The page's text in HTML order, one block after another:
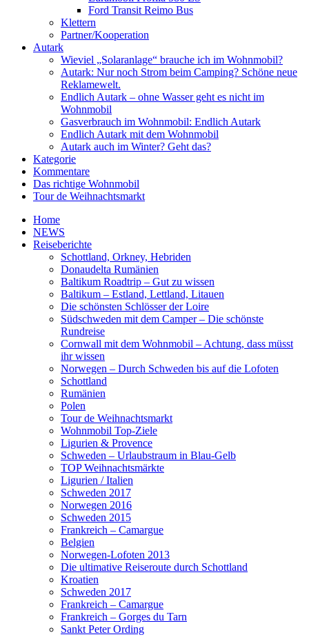
Ford Transit Reimo Bus
Klettern
Partner/Kooperation
Autark
Wieviel „Solaranlage“ brauche ich im Wohnmobil?
Autark: Nur noch Strom beim Camping? Schöne neue
Reklamewelt.
Endlich Autark – ohne Wasser geht es nicht im
Wohnmobil
Gasverbrauch im Wohnmobil: Endlich Autark
Endlich Autark mit dem Wohnmobil
Autark auch im Winter? Geht das?
Kategorie
Kommentare
Das richtige Wohnmobil
Tour de Weihnachtsmarkt
Home
NEWS
Reiseberichte
Schottland, Orkney, Hebriden
Donaudelta Rumänien
Baltikum Roadtrip – Gut zu wissen
Baltikum – Estland, Lettland, Litauen
Die schönsten Schlösser der Loire
Südschweden mit dem Camper – Die schönste
Rundreise
Cornwall mit dem Wohnmobil – Achtung, dass müsst
ihr wissen
Norwegen – Durch Schweden bis auf die Lofoten
Schottland
Rumänien
Polen
Tour de Weihnachtsmarkt
Wohnmobil Top-Ziele
Ligurien & Provence
Schweden – Urlaubstraum in Blau-Gelb
TOP Weihnachtsmärkte
Ligurien / Italien
Schweden 2017
Norwegen 2016
Schweden 2015
Frankreich – Camargue
Belgien
Norwegen-Lofoten 2013
Die ultimative Reiseroute durch Schottland
Kroatien
Schweden 2017
Frankreich – Camargue
Frankreich – Gorges du Tarn
Sankt Peter Ording